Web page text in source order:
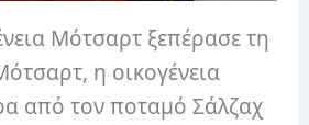
Μότσαρτ ξεπέρασε τη
η οικογένεια
​​από τον ποταμό Σάλζαχ